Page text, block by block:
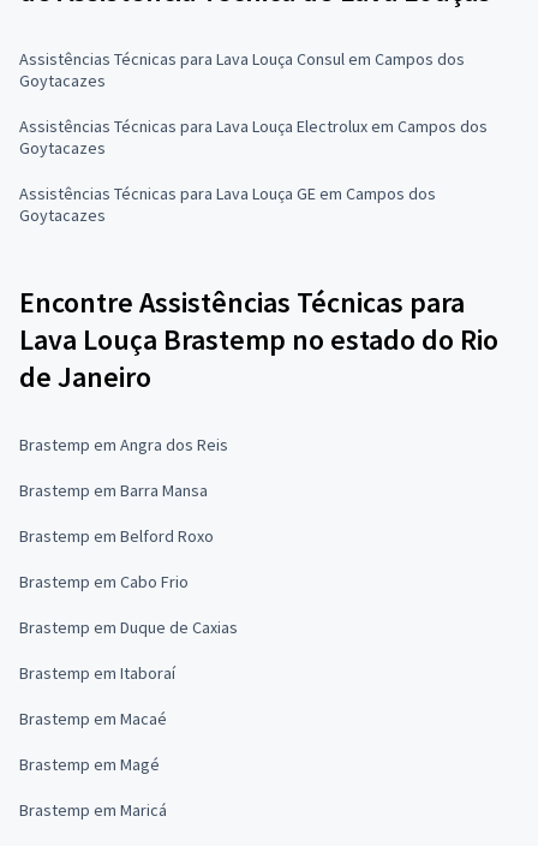
Assistências Técnicas para Lava Louça Consul em Campos dos
Goytacazes
Assistências Técnicas para Lava Louça Electrolux em Campos dos
Goytacazes
Assistências Técnicas para Lava Louça GE em Campos dos
Goytacazes
Encontre Assistências Técnicas para
Lava Louça Brastemp no estado do Rio
de Janeiro
Brastemp em Angra dos Reis
Brastemp em Barra Mansa
Brastemp em Belford Roxo
Brastemp em Cabo Frio
Brastemp em Duque de Caxias
Brastemp em Itaboraí
Brastemp em Macaé
Brastemp em Magé
Brastemp em Maricá